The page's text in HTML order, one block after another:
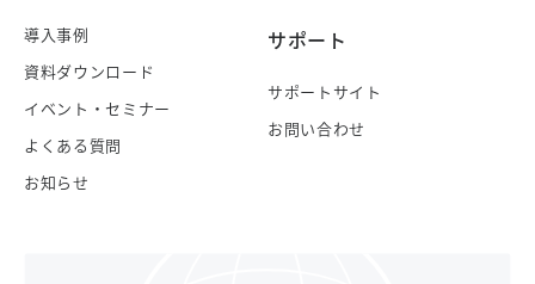
導入事例
資料ダウンロード
イベント・セミナー
よくある質問
お知らせ
サポート
サポートサイト
お問い合わせ